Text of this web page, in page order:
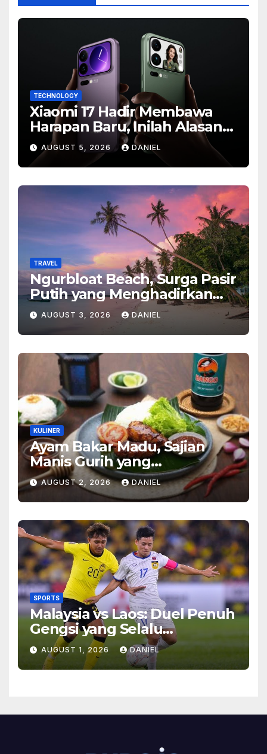
TECHNOLOGY
Xiaomi 17 Hadir Membawa
Harapan Baru, Inilah Alasan
Banyak Orang Menantikan
Ponsel Flagship Ini
AUGUST 5, 2026 DANIEL
TRAVEL
Ngurbloat Beach, Surga Pasir
Putih yang Menghadirkan
Ketenangan dan Pesona
Alam Tak Terlupakan
AUGUST 3, 2026 DANIEL
KULINER
Ayam Bakar Madu, Sajian
Manis Gurih yang
Menghangatkan Suasana
Makan
AUGUST 2, 2026 DANIEL
SPORTS
Malaysia vs Laos: Duel Penuh
Gengsi yang Selalu
Menghadirkan Cerita
Menarik di Lapangan
AUGUST 1, 2026 DANIEL